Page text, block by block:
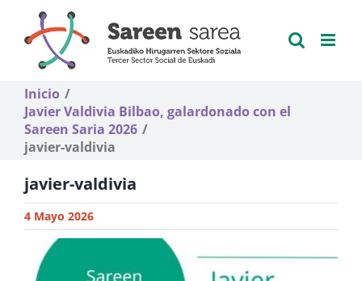
contenido
Inicio
Javier Valdivia Bilbao, galardonado con el
Sareen Saria 2026
javier-valdivia
javier-valdivia
4 Mayo 2026